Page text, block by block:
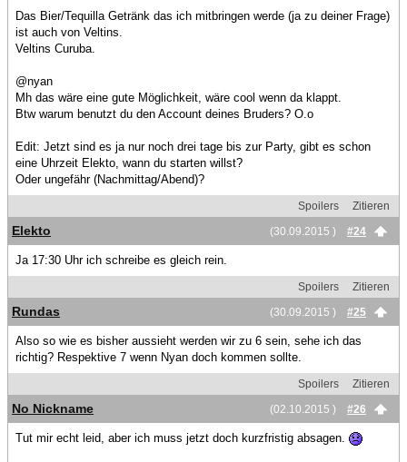
Das Bier/Tequilla Getränk das ich mitbringen werde (ja zu deiner Frage)
ist auch von Veltins.
Veltins Curuba.
@nyan
Mh das wäre eine gute Möglichkeit, wäre cool wenn da klappt.
Btw warum benutzt du den Account deines Bruders? O.o
Edit: Jetzt sind es ja nur noch drei tage bis zur Party, gibt es schon
eine Uhrzeit Elekto, wann du starten willst?
Oder ungefähr (Nachmittag/Abend)?
Spoilers
Zitieren
(30.09.2015 )
#24
Elekto
Ja 17:30 Uhr ich schreibe es gleich rein.
Spoilers
Zitieren
(30.09.2015 )
#25
Rundas
Also so wie es bisher aussieht werden wir zu 6 sein, sehe ich das
richtig? Respektive 7 wenn Nyan doch kommen sollte.
Spoilers
Zitieren
(02.10.2015 )
#26
No Nickname
Tut mir echt leid, aber ich muss jetzt doch kurzfristig absagen.